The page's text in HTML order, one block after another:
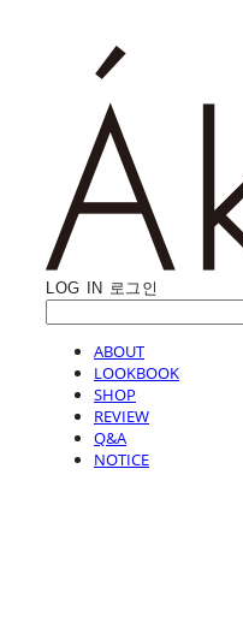
LOG IN 로그인
ABOUT
LOOKBOOK
SHOP
REVIEW
Q&A
NOTICE